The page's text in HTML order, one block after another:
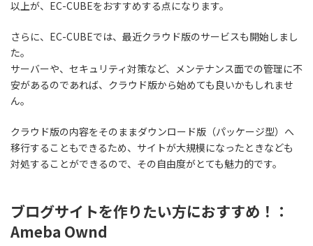
以上が、EC-CUBEをおすすめする点になります。
さらに、EC-CUBEでは、最近クラウド版のサービスも開始しまし
た。
サーバーや、セキュリティ対策など、メンテナンス面での管理に不
安があるのであれば、クラウド版から始めても良いかもしれませ
ん。
クラウド版の内容をそのままダウンロード版（パッケージ型）へ
移行することもできるため、サイトが大規模になったときなども
対処することができるので、その自由度がとても魅力的です。
ブログサイトを作りたい方におすすめ！：
Ameba Ownd